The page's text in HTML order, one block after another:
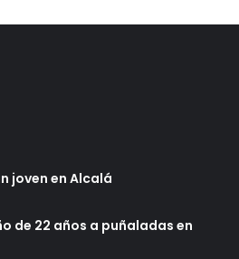
joven en Alcalá
de 22 años a puñaladas en